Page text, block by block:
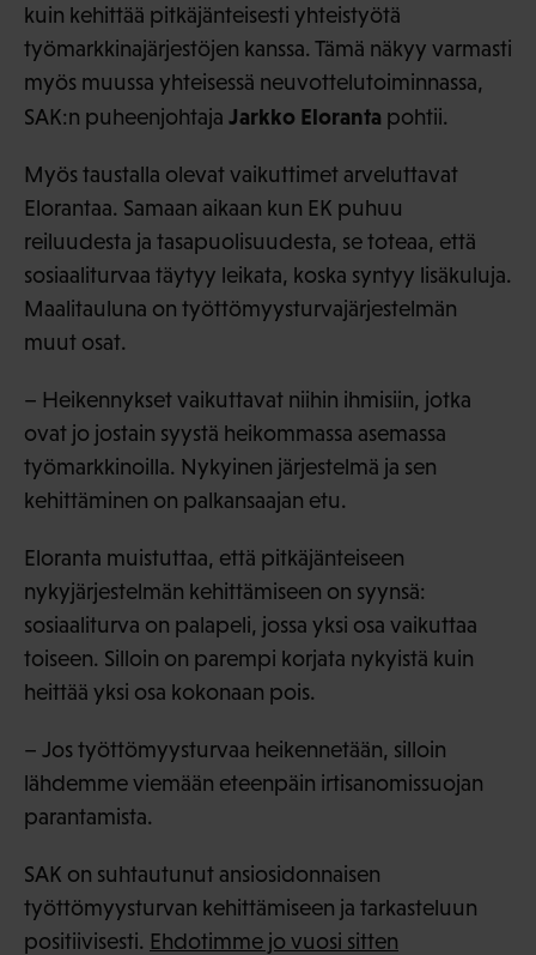
kuin kehittää pitkäjänteisesti yhteistyötä
työmarkkinajärjestöjen kanssa. Tämä näkyy varmasti
myös muussa yhteisessä neuvottelutoiminnassa,
SAK:n puheenjohtaja Jarkko Eloranta pohtii.
Myös taustalla olevat vaikuttimet arveluttavat
Elorantaa. Samaan aikaan kun EK puhuu
reiluudesta ja tasapuolisuudesta, se toteaa, että
sosiaaliturvaa täytyy leikata, koska syntyy lisäkuluja.
Maalitauluna on työttömyysturvajärjestelmän
muut osat.
– Heikennykset vaikuttavat niihin ihmisiin, jotka
ovat jo jostain syystä heikommassa asemassa
työmarkkinoilla. Nykyinen järjestelmä ja sen
kehittäminen on palkansaajan etu.
Eloranta muistuttaa, että pitkäjänteiseen
nykyjärjestelmän kehittämiseen on syynsä:
sosiaaliturva on palapeli, jossa yksi osa vaikuttaa
toiseen. Silloin on parempi korjata nykyistä kuin
heittää yksi osa kokonaan pois.
– Jos työttömyysturvaa heikennetään, silloin
lähdemme viemään eteenpäin irtisanomissuojan
parantamista.
SAK on suhtautunut ansiosidonnaisen
työttömyysturvan kehittämiseen ja tarkasteluun
positiivisesti. Ehdotimme jo vuosi sitten